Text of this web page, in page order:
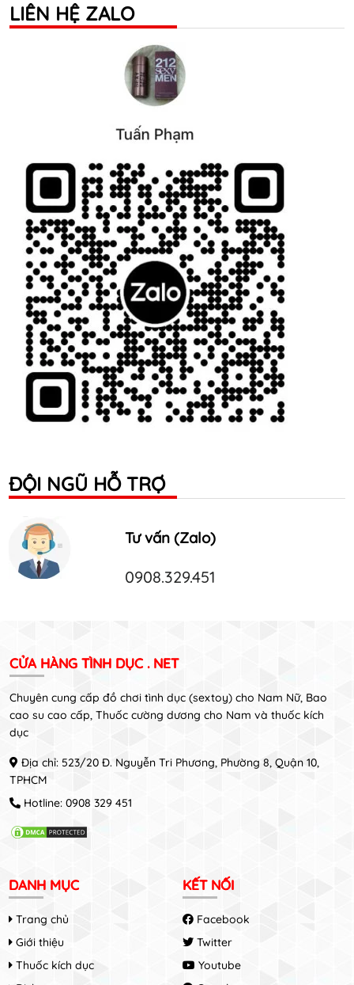
LIÊN HỆ ZALO
ĐỘI NGŨ HỖ TRỢ
Tư vấn (Zalo)
0908.329.451
CỬA HÀNG TÌNH DỤC . NET
Chuyên cung cấp đồ chơi tình dục (sextoy) cho Nam Nữ, Bao
cao su cao cấp, Thuốc cường dương cho Nam và thuốc kích
dục
Địa chỉ: 523/20 Đ. Nguyễn Tri Phương, Phường 8, Quận 10,
TPHCM
Hotline: 0908 329 451
DANH MỤC
Trang chủ
Giới thiệu
Thuốc kích dục
KẾT NỐI
Facebook
Twitter
Youtube